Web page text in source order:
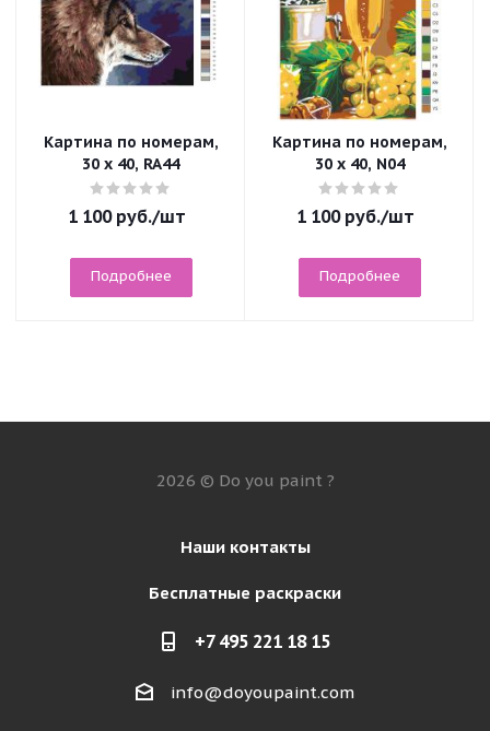
Картина по номерам,
30 x 40, RA44
1 100руб./шт
Подробнее
Картина по номерам,
30 x 40, N04
1 100руб./шт
Подробнее
2026 © Do you paint ?
Наши контакты
Бесплатные раскраски
+7 495 221 18 15
info@doyoupaint.com